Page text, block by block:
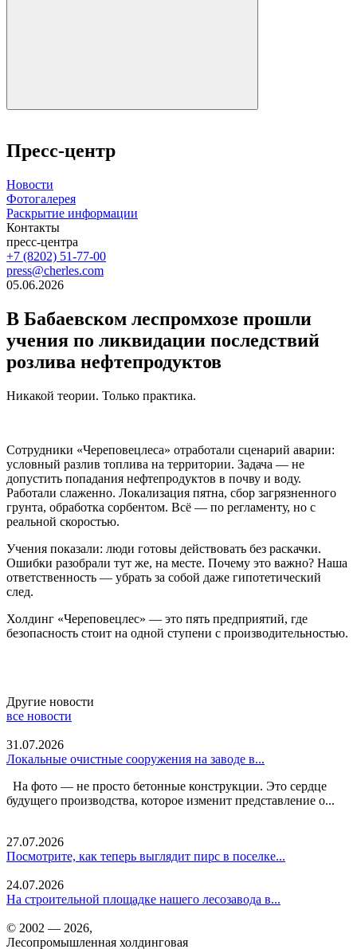
Пресс-центр
Новости
Фотогалерея
Раскрытие информации
Контакты
пресс-центра
+7 (8202) 51-77-00
press@cherles.com
05.06.2026
В Бабаевском леспромхозе прошли
учения по ликвидации последствий
розлива нефтепродуктов
Никакой теории. Только практика.
Сотрудники «Череповецлеса» отработали сценарий аварии:
условный разлив топлива на территории. Задача — не
допустить попадания нефтепродуктов в почву и воду.
Работали слаженно. Локализация пятна, сбор загрязненного
грунта, обработка сорбентом. Всё — по регламенту, но с
реальной скоростью.
Учения показали: люди готовы действовать без раскачки.
Ошибки разобрали тут же, на месте. Почему это важно? Наша
ответственность — убрать за собой даже гипотетический
след.
Холдинг «Череповецлес» — это пять предприятий, где
безопасность стоит на одной ступени с производительностью.
Другие новости
все новости
31.07.2026
Локальные очистные сооружения на заводе в...
На фото — не просто бетонные конструкции. Это сердце
будущего производства, которое изменит представление о...
27.07.2026
Посмотрите, как теперь выглядит пирс в поселке...
24.07.2026
На строительной площадке нашего лесозавода в...
© 2002 — 2026,
Лесопромышленная холдинговая